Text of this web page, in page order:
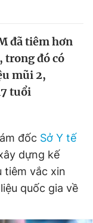
cáo
đã tiêm hơn
trong đó có
mũi 2,
tuổi
đốc Sở Y tế
dựng kế
tiêm vắc xin
quốc gia về